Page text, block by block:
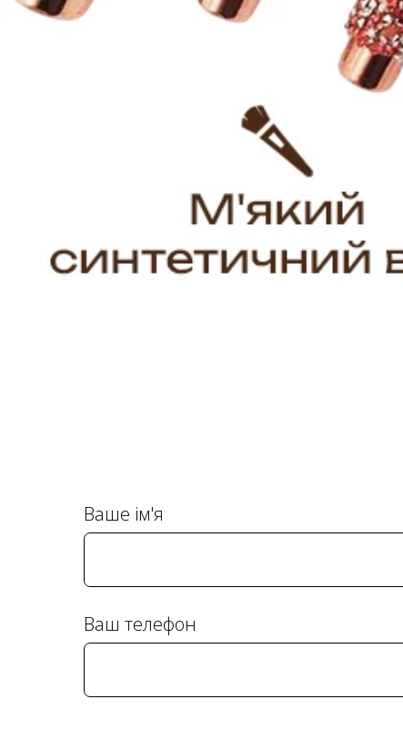
Ваше ім'я
Ваш телефон